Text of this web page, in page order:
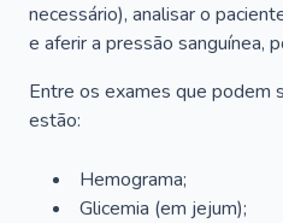
necessário), analisar o
e aferir a pressão sanguínea,
Entre os exames que podem
estão:
Hemograma;
Glicemia (em jejum);